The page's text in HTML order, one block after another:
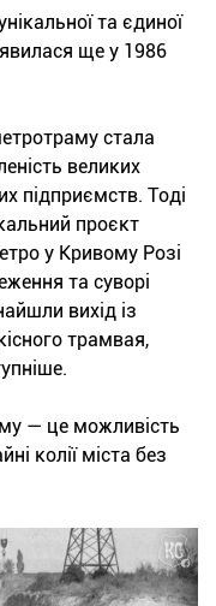
та єдиної
ще у 1986
стала
великих
підприємств. Тоді
проєкт
у Кривому Розі
та суворі
вихід із
трамвая,
— це можливість
колії міста без